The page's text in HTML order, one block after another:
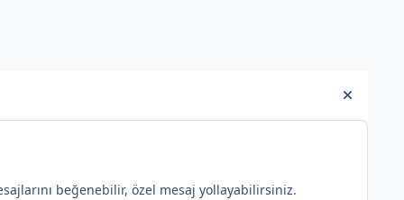
Hide
beğenebilir, özel mesaj yollayabilirsiniz.